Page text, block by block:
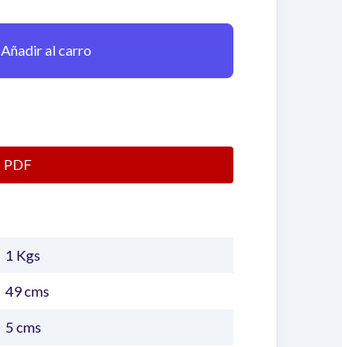
Añadir al carro
PDF
1 Kgs
49cms
5cms